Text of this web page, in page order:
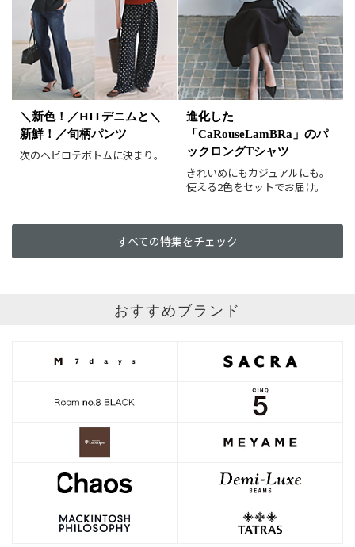
イエロー レッド
ピンク
パープル
グリーン
ブルー
ゴールド
シルバー マルチ
＼新色！／HITデニムと＼
新鮮！／旬柄パンツ
次のヘビロテボトムに決まり。
進化した
「CaRouseLamBRa」のパ
ックロングTシャツ
きれいめにもカジュアルにも。
使える2色をセットでお届け。
すべての特集をチェック
おすすめブランド